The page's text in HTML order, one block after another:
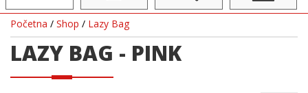
Početna / Shop / Lazy Bag
LAZY BAG - PINK